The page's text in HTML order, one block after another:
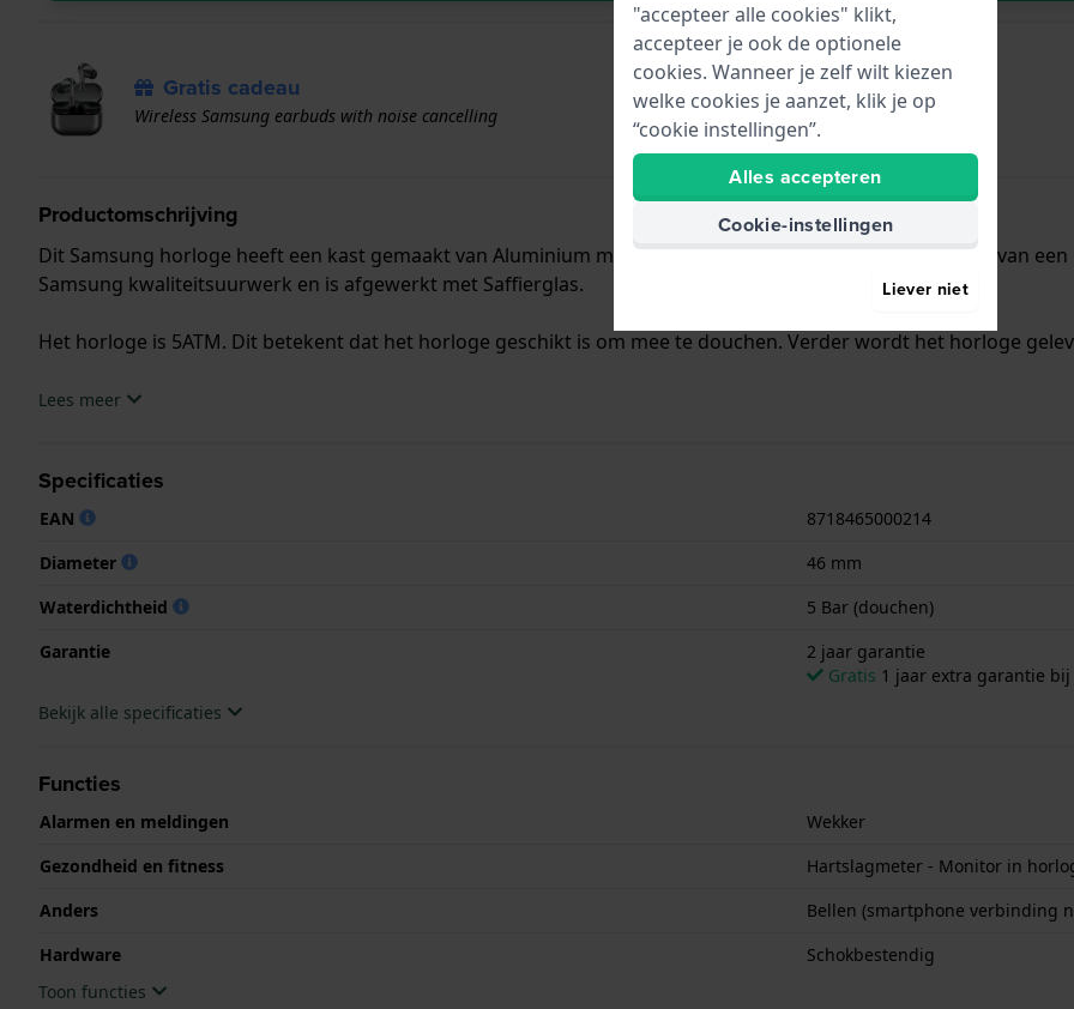
Gratis cadeau
Wireless Samsung earbuds with noise cancelling
Productomschrijving
Dit Samsung horloge heeft een kast gemaakt van Aluminium met een diameter van 46 mm en is voorzien van
Samsung kwaliteitsuurwerk en is afgewerkt met Saffierglas.
Het horloge is 5ATM. Dit betekent dat het horloge geschikt is om mee te douchen. Verder wordt het horloge
.Lees meer
Specificaties
EAN
8718465000214
Diameter
46 mm
Waterdichtheid
5 Bar (douchen)
Garantie
2 jaar garantie
Gratis 1 jaar extra garantie
Bekijk alle specificaties
Functies
Alarmen en meldingen
Wekker
Gezondheid en fitness
Hartslagmeter - Monitor in
Anders
Bellen (smartphone verbinding
Hardware
Schokbestendig
Toon functies
"accepteer alle cookies" klikt,
accepteer je ook de optionele
cookies. Wanneer je zelf wilt kiezen
welke cookies je aanzet, klik je op
“cookie instellingen”.
Alles accepteren
Cookie-instellingen
Liever niet